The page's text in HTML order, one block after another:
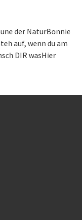
der NaturBonnie
auf, wenn du am
DIR wasHier